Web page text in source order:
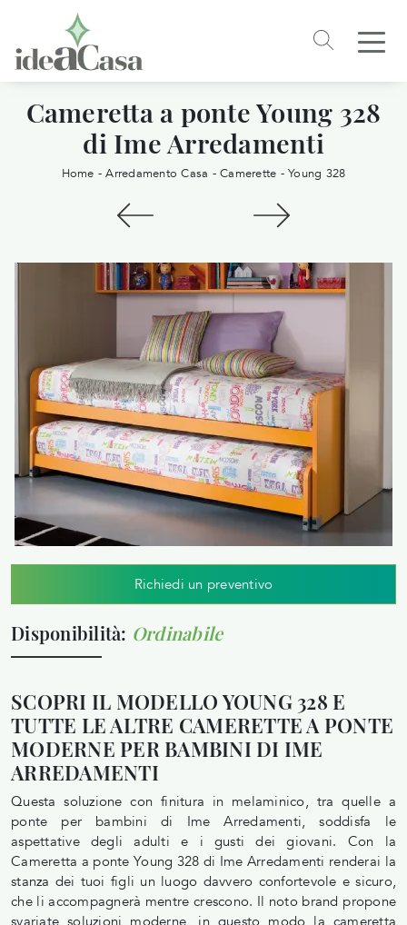
Cameretta a ponte Young 328
di Ime Arredamenti
Home -Arredamento Casa -Camerette -Young 328
Richiedi un preventivo
Disponibilità: Ordinabile
SCOPRI IL MODELLO YOUNG 328 E
TUTTE LE ALTRE CAMERETTE A PONTE
MODERNE PER BAMBINI DI IME
ARREDAMENTI
Questa soluzione con finitura in melaminico, tra quelle a
ponte per bambini di Ime Arredamenti, soddisfa le
aspettative degli adulti e i gusti dei giovani. Con la
Cameretta a ponte Young 328 di Ime Arredamenti renderai la
stanza dei tuoi figli un luogo davvero confortevole e sicuro,
che li accompagnerà mentre crescono. Il noto brand propone
svariate soluzioni moderne, in questo modo la cameretta